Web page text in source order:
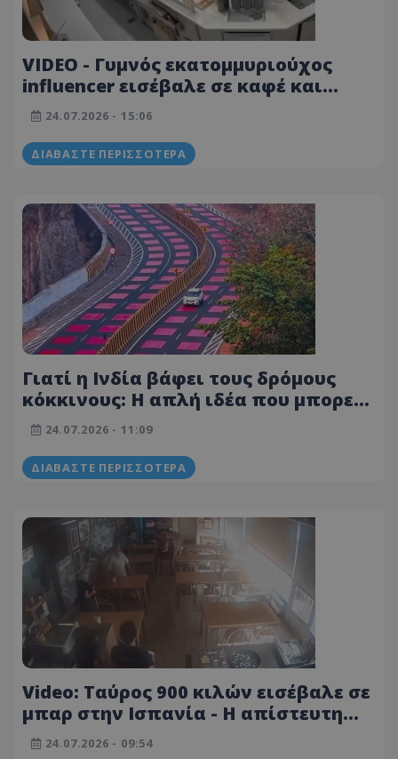
VIDEO - Γυμνός εκατομμυριούχος
influencer εισέβαλε σε καφέ και
προκάλεσε αναστάτωση στη Μύκονο
24.07.2026 - 15:06
ΔΙΑΒΆΣΤΕ ΠΕΡΙΣΣΌΤΕΡΑ
Γιατί η Ινδία βάφει τους δρόμους
κόκκινους: Η απλή ιδέα που μπορεί
να σώσει χιλιάδες ζωές
24.07.2026 - 11:09
ΔΙΑΒΆΣΤΕ ΠΕΡΙΣΣΌΤΕΡΑ
Video: Ταύρος 900 κιλών εισέβαλε σε
μπαρ στην Ισπανία - Η απίστευτη
αντίδραση του σερβιτόρου
24.07.2026 - 09:54